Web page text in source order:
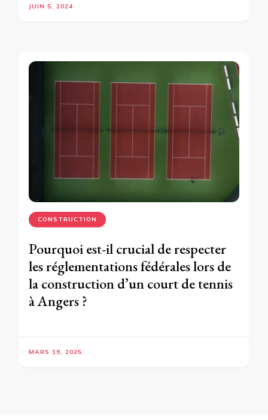
JUIN 5, 2024
CONSTRUCTION
Pourquoi est-il crucial de respecter
les réglementations fédérales lors de
la construction d’un court de tennis
à Angers ?
MARS 19, 2025